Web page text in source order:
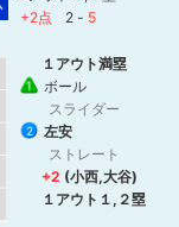
+2点
2 - 5
１アウト満塁
1 ボール
スライダー
2
左安
ストレート
+2 (小西,大谷)
１アウト１,２塁